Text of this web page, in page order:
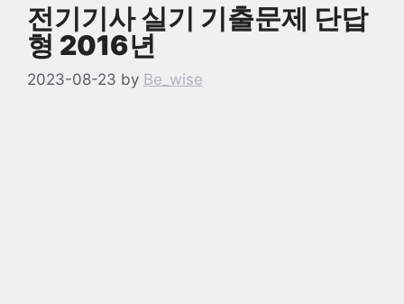
전기기사 실기 기출문제 단답
형 2016년
2023-08-23 by Be_wise